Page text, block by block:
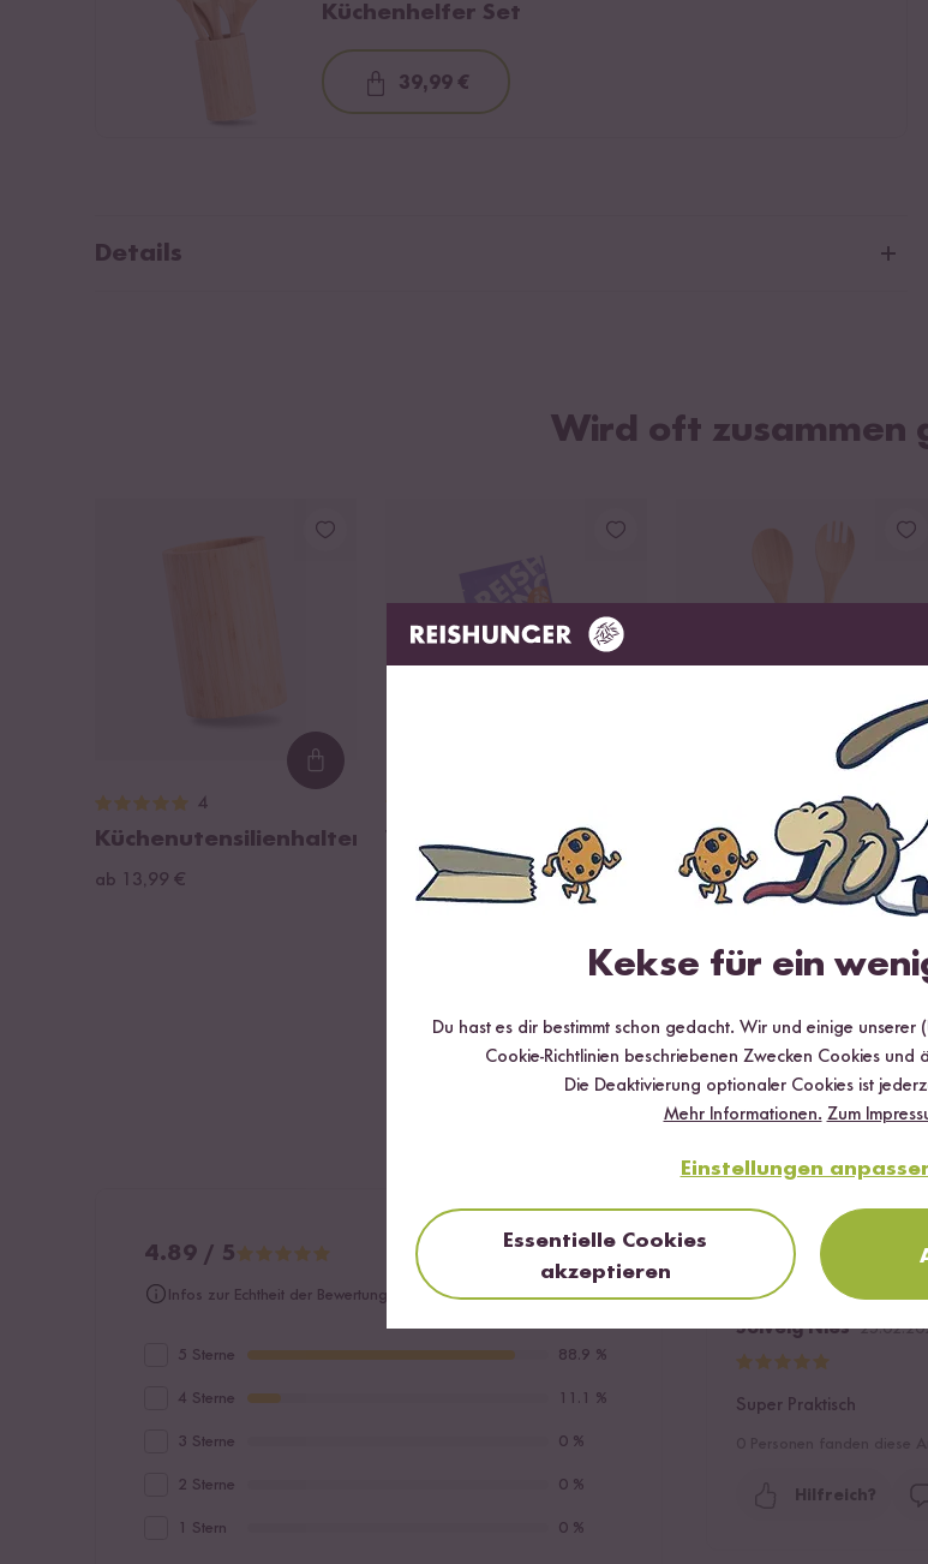
Küchenhelfer Set
Loading...
39,99 €
Details
Die Reinigung in der Spülmaschine wird nicht empfohlen
Regelmäßiges Einreiben mit Öl verlängert die Lebensdauer
Wird oft zusammen
Loading...
4
Küchenutensilienhalter
ab 13,99 €
Veganes Pasta
Topping
Salatbesteck Set
ab 9,99 €
Das sagen unsere
9 Bewertungen 6 Fragen
4.89 / 5
Infos zur Echtheit der Bewertungen
5 Sterne 88.9 %
4 Sterne 11.1 %
3 Sterne 0 %
2 Sterne 0 %
1 Stern 0 %
Solveig Nies
Super Praktisch
Hilfreich?
Kekse für ein
Du hast es dir bestimmt schon gedacht. Wir und einige unserer
Cookie-Richtlinien beschriebenen Zwecken Cookies und
Die Deaktivierung optionaler Cookies ist
Mehr Informationen. Zum
Einstellungen
Essentielle Cookies
akzeptieren